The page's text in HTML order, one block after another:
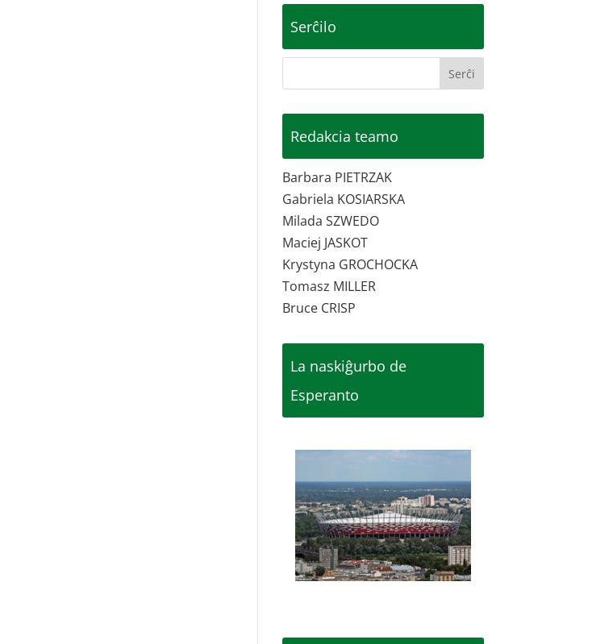
Serĉilo
Redakcia teamo
Barbara PIETRZAK
Gabriela KOSIARSKA
Milada SZWEDO
Maciej JASKOT
Krystyna GROCHOCKA
Tomasz MILLER
Bruce CRISP
La naskiĝurbo de
Esperanto